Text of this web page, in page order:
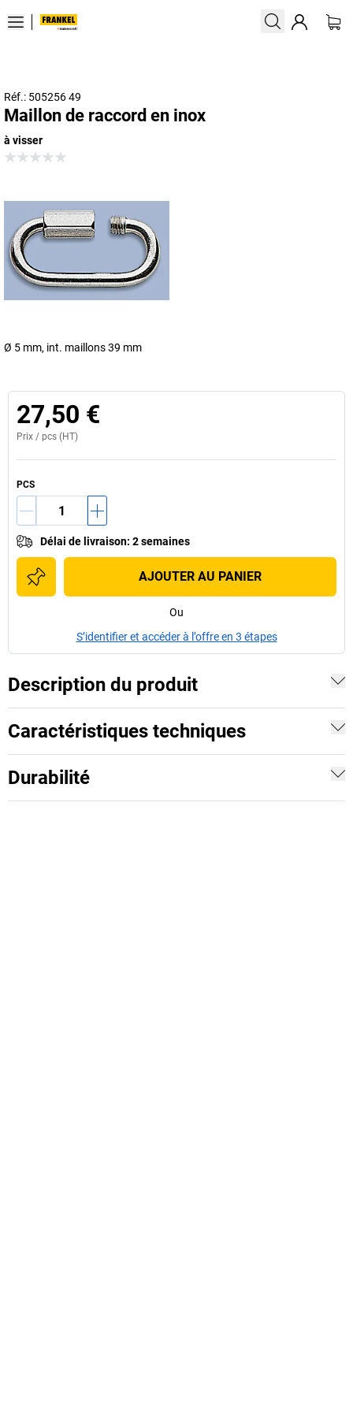
Réf.: 505256 49
Maillon de raccord en inox
à visser
Ø 5 mm, int. maillons 39 mm
27,50 €
Prix / pcs (HT)
PCS
Délai de livraison: 2 semaines
AJOUTER AU PANIER
Ou
S’identifier et accéder à l’offre en 3 étapes
Description du produit
Caractéristiques techniques
Durabilité